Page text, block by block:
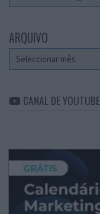
ARQUIVO
Arquivo
CANAL DE YOUTUBE